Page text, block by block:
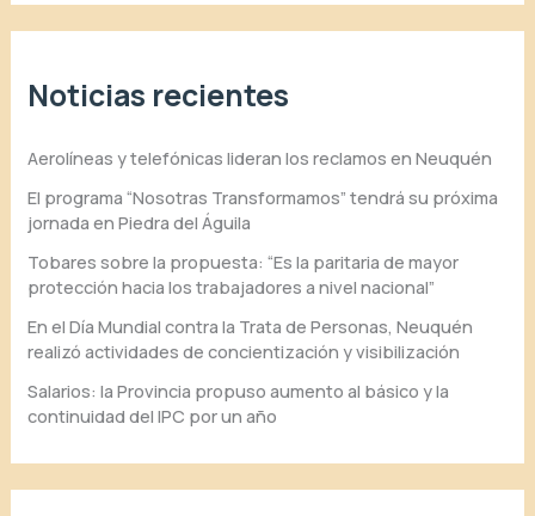
Noticias recientes
Aerolíneas y telefónicas lideran los reclamos en Neuquén
El programa “Nosotras Transformamos” tendrá su próxima
jornada en Piedra del Águila
Tobares sobre la propuesta: “Es la paritaria de mayor
protección hacia los trabajadores a nivel nacional”
En el Día Mundial contra la Trata de Personas, Neuquén
realizó actividades de concientización y visibilización
Salarios: la Provincia propuso aumento al básico y la
continuidad del IPC por un año